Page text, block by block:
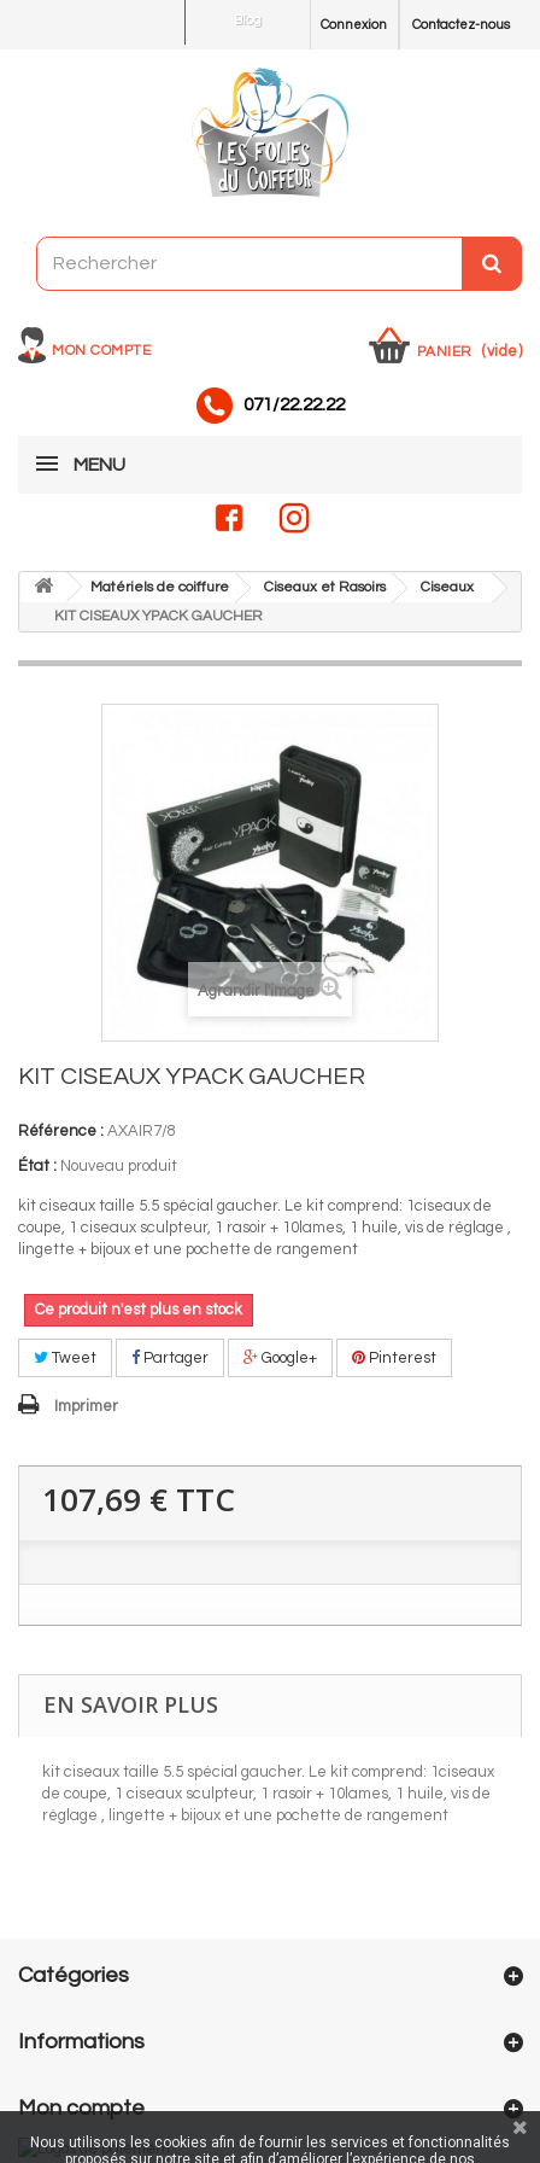
Contactez-nous
Connexion
Blog
MON COMPTE PANIER (vide)
071/22.22.22
MENU
Matériels de coiffure Ciseaux et Rasoirs
Ciseaux
KIT CISEAUX YPACK GAUCHER
Agrandir l'image
KIT CISEAUX YPACK GAUCHER
Référence : AXAIR7/8
État : Nouveau produit
kit ciseaux taille 5.5 spécial gaucher. Le kit comprend: 1ciseaux de
coupe, 1 ciseaux sculpteur, 1 rasoir + 10lames, 1 huile, vis de réglage ,
lingette + bijoux et une pochette de rangement
Ce produit n'est plus en stock
Tweet Partager Google+ Pinterest
Imprimer
107,69 € TTC
EN SAVOIR PLUS
kit ciseaux taille 5.5 spécial gaucher. Le kit comprend: 1ciseaux
de coupe, 1 ciseaux sculpteur, 1 rasoir + 10lames, 1 huile, vis de
réglage , lingette + bijoux et une pochette de rangement
Catégories
Informations
Mon compte
Nous utilisons les cookies afin de fournir les services et fonctionnalités
proposés sur notre site et afin d’améliorer l’expérience de nos